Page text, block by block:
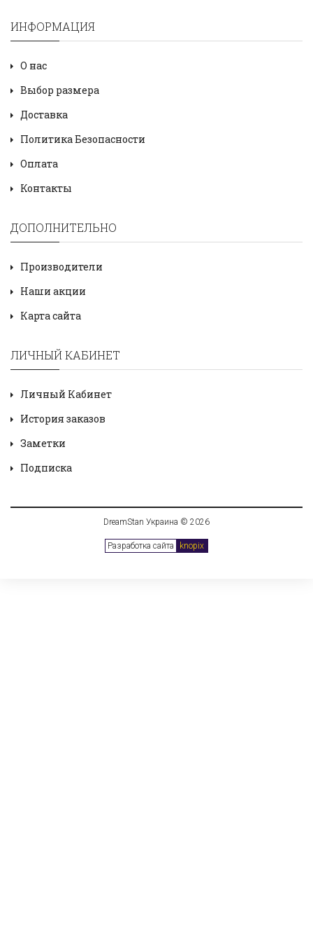
ИНФОРМАЦИЯ
О нас
Выбор размера
Доставка
Политика Безопасности
Оплата
Контакты
ДОПОЛНИТЕЛЬНО
Производители
Наши акции
Карта сайта
ЛИЧНЫЙ КАБИНЕТ
Личный Кабинет
История заказов
Заметки
Подписка
DreamStan Украина © 2026
Разработка сайта knopix